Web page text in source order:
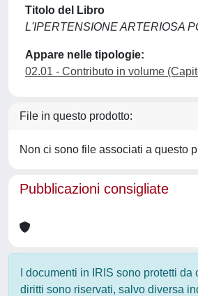
Titolo del Libro
L'IPERTENSIONE ARTERIOSA
Appare nelle tipologie:
02.01 - Contributo in volume
File in questo prodotto:
Non ci sono file associati a questo
Pubblicazioni consigliate
I documenti in IRIS sono protetti da
diritti sono riservati, salvo diversa